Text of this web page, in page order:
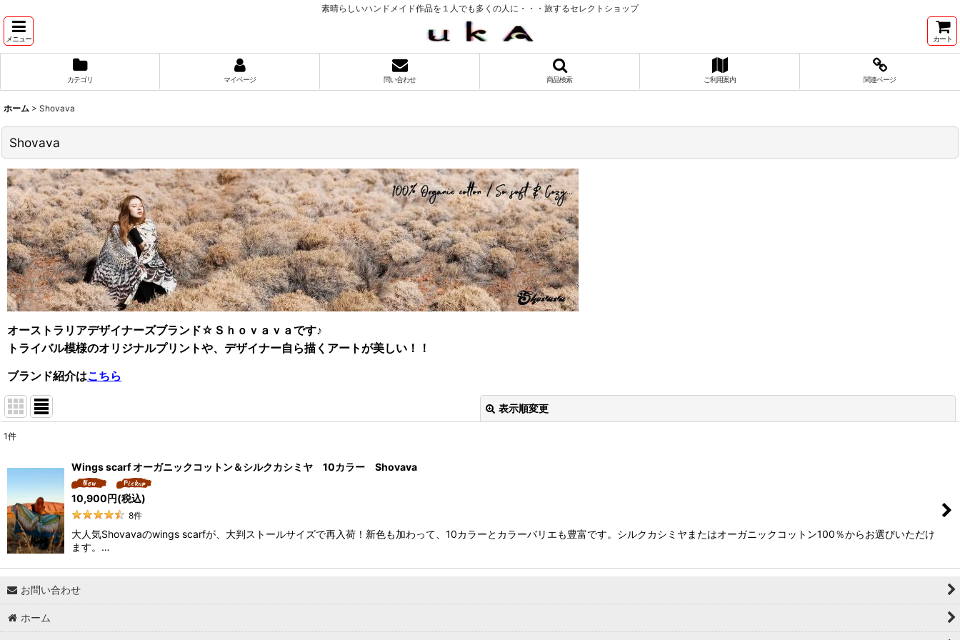
素晴らしいハンドメイド作品を１人でも多くの人に・・・旅するセレクトショップ
メニュー カート
カテゴリ マイページ 問い合わせ 商品検索 ご利用案内 関連ページ
ホーム > Shovava
Shovava
オーストラリアデザイナーズブランド☆Ｓｈｏｖａｖａです♪
トライバル模様のオリジナルプリントや、デザイナー自ら描くアートが美しい！！
ブランド紹介はこちら
表示順変更
並び順:
1件
Wings scarf オーガニックコットン＆シルクカシミヤ 10カラー Shovava
10,900円(税込)
8件
大人気Shovavaのwings scarfが、大判ストールサイズで再入荷！新色も加わって、10カラーとカラーバリエも豊富です。シルクカシミヤまたはオーガニックコットン100％からお選びいただけ
ます。…
お問い合わせ
ホーム